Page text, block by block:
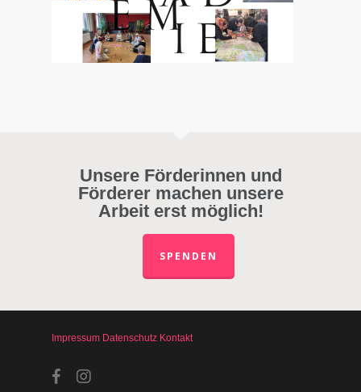
Unsere Förderinnen und
Förderer machen unsere
Arbeit erst möglich!
SPENDEN
Impressum Datenschutz Kontakt
facebookinstagram